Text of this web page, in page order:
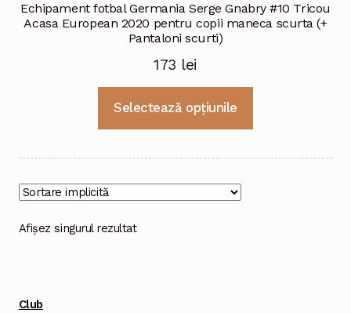
Echipament fotbal Germania Serge Gnabry #10 Tricou
Acasa European 2020 pentru copii maneca scurta (+
Pantaloni scurti)
173 lei
Selectează opțiunile
mai
Afișez singurul rezultat
Club